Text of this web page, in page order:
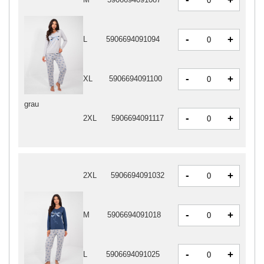
2XL 5906694091032 - +
M 5906694091018 - +
L 5906694091025 - +
grau
L 5906694091094 - +
XL 5906694091100 - +
2XL 5906694091117 - +